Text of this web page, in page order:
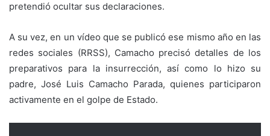
pretendió ocultar sus declaraciones.
A su vez, en un vídeo que se publicó ese mismo año en las
redes sociales (RRSS), Camacho precisó detalles de los
preparativos para la insurrección, así como lo hizo su
padre, José Luis Camacho Parada, quienes participaron
activamente en el golpe de Estado.